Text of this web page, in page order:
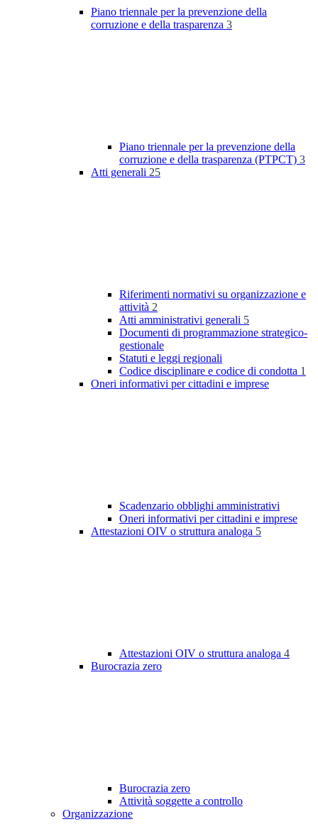
Piano triennale per la prevenzione della
corruzione e della trasparenza 3
Piano triennale per la prevenzione della
corruzione e della trasparenza (PTPCT) 3
Atti generali 25
Riferimenti normativi su organizzazione e
attività 2
Atti amministrativi generali 5
Documenti di programmazione strategico-
gestionale
Statuti e leggi regionali
Codice disciplinare e codice di condotta 1
Oneri informativi per cittadini e imprese
Scadenzario obblighi amministrativi
Oneri informativi per cittadini e imprese
Attestazioni OIV o struttura analoga 5
Attestazioni OIV o struttura analoga 4
Burocrazia zero
Burocrazia zero
Attività soggette a controllo
Organizzazione